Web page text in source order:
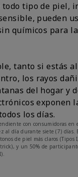
todo tipo de piel,
pueden
químicos para
tanto si estás
los rayos
del hogar y
exponen
los días.
con consumidoras en
al día durante siete (7) días.
de piel más claros (Tipos
y un 50% de